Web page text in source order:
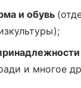
и обувь
и многое